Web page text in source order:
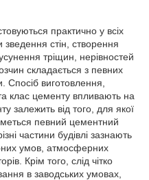
практично у всіх
стін, створення
тріщин, нерівностей
складається з певних
Спосіб виготовлення,
клас цементу впливають на
залежить від того, для якої
певний цементний
частини будівлі зазнають
умов, атмосферних
Крім того, слід чітко
в заводських умовах,